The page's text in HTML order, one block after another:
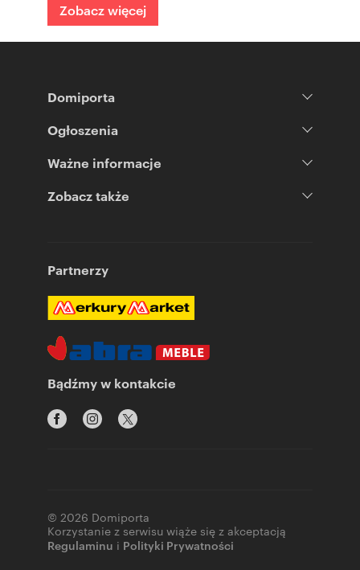
Zobacz więcej
Domiporta
Ogłoszenia
Ważne informacje
Zobacz także
Partnerzy
Bądźmy w kontakcie
© 2026 Domiporta
Korzystanie z serwisu wiąże się z akceptacją
Regulaminu i Polityki Prywatności